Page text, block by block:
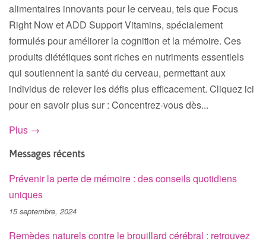
alimentaires innovants pour le cerveau, tels que Focus
Right Now et ADD Support Vitamins, spécialement
formulés pour améliorer la cognition et la mémoire. Ces
produits diététiques sont riches en nutriments essentiels
qui soutiennent la santé du cerveau, permettant aux
individus de relever les défis plus efficacement. Cliquez ici
pour en savoir plus sur : Concentrez-vous dès...
Plus →
Messages récents
Prévenir la perte de mémoire : des conseils quotidiens
uniques
15 septembre, 2024
Remèdes naturels contre le brouillard cérébral : retrouvez